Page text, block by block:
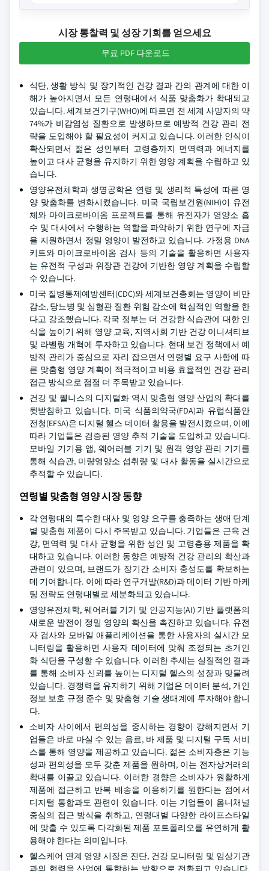
시장 통찰력 및 성장 기회를 얻으세요
무료 PDF 다운로드
식단, 생활 방식 및 장기적인 건강 결과 간의 관계에 대한 이
해가 높아지면서 모든 연령대에서 식품 맞춤화가 확대되고
있습니다. 세계보건기구(WHO)에 따르면 전 세계 사망자의 약
74%가 비감염성 질환으로 발생하므로 예방적 건강 관리 전
략을 도입해야 할 필요성이 커지고 있습니다. 이러한 인식이
확산되면서 젊은 성인부터 고령층까지 면역력과 에너지를
높이고 대사 균형을 유지하기 위한 영양 계획을 수립하고 있
습니다.
영양유전체학과 생명공학은 연령 및 생리적 특성에 따른 영
양 맞춤화를 변화시켰습니다. 미국 국립보건원(NIH)이 유전
체와 마이크로바이옴 프로젝트를 통해 유전자가 영양소 흡
수 및 대사에서 수행하는 역할을 파악하기 위한 연구에 자금
을 지원하면서 정밀 영양이 발전하고 있습니다. 가정용 DNA
키트와 마이크로바이옴 검사 등의 기술을 활용하면 사용자
는 유전적 구성과 위장관 건강에 기반한 영양 계획을 수립할
수 있습니다.
미국 질병통제예방센터(CDC)와 세계보건총회는 영양이 비만
감소, 당뇨병 및 심혈관 질환 위험 감소에 핵심적인 역할을 한
다고 강조했습니다. 각국 정부는 더 건강한 식습관에 대한 인
식을 높이기 위해 영양 교육, 지역사회 기반 건강 이니셔티브
및 라벨링 개혁에 투자하고 있습니다. 현대 보건 정책에서 예
방적 관리가 중심으로 자리 잡으면서 연령별 요구 사항에 따
른 맞춤형 영양 계획이 적극적이고 비용 효율적인 건강 관리
접근 방식으로 점점 더 주목받고 있습니다.
건강 및 웰니스의 디지털화 역시 맞춤형 영양 산업의 확대를
뒷받침하고 있습니다. 미국 식품의약국(FDA)과 유럽식품안
전청(EFSA)은 디지털 헬스 데이터 활용을 발전시켰으며, 이에
따라 기업들은 검증된 영양 추적 기술을 도입하고 있습니다.
모바일 기기용 앱, 웨어러블 기기 및 원격 영양 관리 기기를
통해 식습관, 미량영양소 섭취량 및 대사 활동을 실시간으로
추적할 수 있습니다.
연령별 맞춤형 영양 시장 동향
각 연령대의 특수한 대사 및 영양 요구를 충족하는 생애 단계
별 맞춤형 제품이 다시 주목받고 있습니다. 기업들은 근육 건
강, 면역력 및 대사 균형을 위한 성인 및 고령층용 제품을 확
대하고 있습니다. 이러한 동향은 예방적 건강 관리의 확산과
관련이 있으며, 브랜드가 장기간 소비자 충성도를 확보하는
데 기여합니다. 이에 따라 연구개발(R&D)과 데이터 기반 마케
팅 전략도 연령대별로 세분화되고 있습니다.
영양유전체학, 웨어러블 기기 및 인공지능(AI) 기반 플랫폼의
새로운 발전이 정밀 영양의 확산을 촉진하고 있습니다. 유전
자 검사와 모바일 애플리케이션을 통한 사용자의 실시간 모
니터링을 활용하면 사용자 데이터에 맞춰 조정되는 초개인
화 식단을 구성할 수 있습니다. 이러한 추세는 실질적인 결과
를 통해 소비자 신뢰를 높이는 디지털 헬스의 성장과 맞물려
있습니다. 경쟁력을 유지하기 위해 기업은 데이터 분석, 개인
정보 보호 규정 준수 및 맞춤형 기술 생태계에 투자해야 합니
다.
소비자 사이에서 편의성을 중시하는 경향이 강해지면서 기
업들은 바로 마실 수 있는 음료, 바 제품 및 디지털 구독 서비
스를 통해 영양을 제공하고 있습니다. 젊은 소비자층은 기능
성과 편의성을 모두 갖춘 제품을 원하며, 이는 전자상거래의
확대를 이끌고 있습니다. 이러한 경향은 소비자가 원활하게
제품에 접근하고 반복 배송을 이용하기를 원한다는 점에서
디지털 통합과도 관련이 있습니다. 이는 기업들이 옴니채널
중심의 접근 방식을 취하고, 연령대별 다양한 라이프스타일
에 맞출 수 있도록 다각화된 제품 포트폴리오를 유연하게 활
용해야 한다는 의미입니다.
헬스케어 연계 영양 시장은 진단, 건강 모니터링 및 임상기관
과의 협력을 산업에 통합하는 방향으로 전환되고 있습니다.